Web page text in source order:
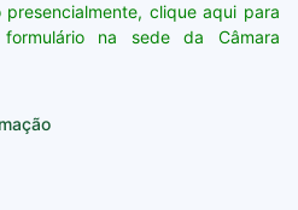
clique aqui para
na sede da Câmara